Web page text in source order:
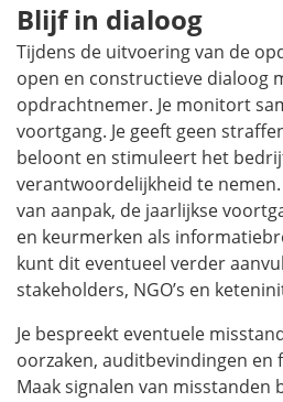
Blijf in dialoog
Tijdens de uitvoering van de
open en constructieve dialoog
opdrachtnemer. Je monitort
voortgang. Je geeft geen
beloont en stimuleert het
verantwoordelijkheid te
van aanpak, de jaarlijkse
en keurmerken als
kunt dit eventueel verder
stakeholders, NGO’s en
Je bespreekt eventuele
oorzaken, auditbevindingen en
Maak signalen van misstanden